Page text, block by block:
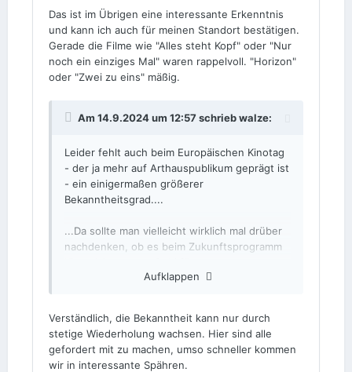
Das ist im Übrigen eine interessante Erkenntnis
und kann ich auch für meinen Standort bestätigen.
Gerade die Filme wie "Alles steht Kopf" oder "Nur
noch ein einziges Mal" waren rappelvoll. "Horizon"
oder "Zwei zu eins" mäßig.
Am 14.9.2024 um 12:57 schriebwalze:
Leider fehlt auch beim Europäischen Kinotag
- der ja mehr auf Arthauspublikum geprägt ist
- ein einigermaßen größerer
Bekanntheitsgrad....
...Da sollte man vielleicht wirklich mal drüber
nachdenken, ob es beim Zukunftsprogramm
Kinoausstattung gehen sollte, sondern
Maketingaktionen für "kleinere Filme"
gesteckt wird - gerne kann dafür auch ein
neuer Topf auf gemacht werden....
Aufklappen
Verständlich, die Bekanntheit kann nur durch
stetige Wiederholung wachsen. Hier sind alle
gefordert mit zu machen, umso schneller kommen
wir in interessante Spähren.